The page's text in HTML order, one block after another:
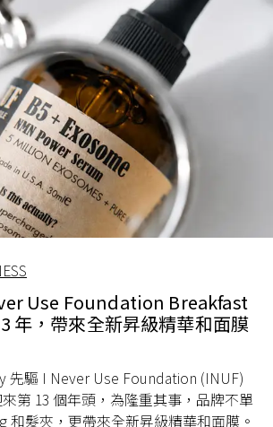
Use Foundation Breakfast
年，帶來全新昇級精華和面膜
先驅 I Never Use Foundation (INUF)
第 13 個年頭，為隆重其事，品牌不單
和髮夾，更帶來全新昇級精華和面膜。